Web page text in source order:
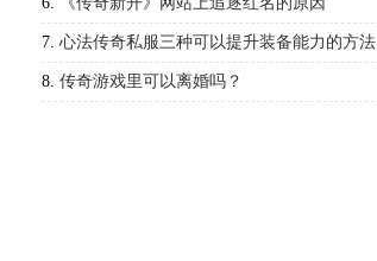
7. 心法传奇私服三种可以提升装备能力的方法
8. 传奇游戏里可以离婚吗？